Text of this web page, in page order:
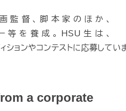
監督、脚本家のほか、
等を養成。HSU生は、
ョンやコンテストに応募してい
a corporate